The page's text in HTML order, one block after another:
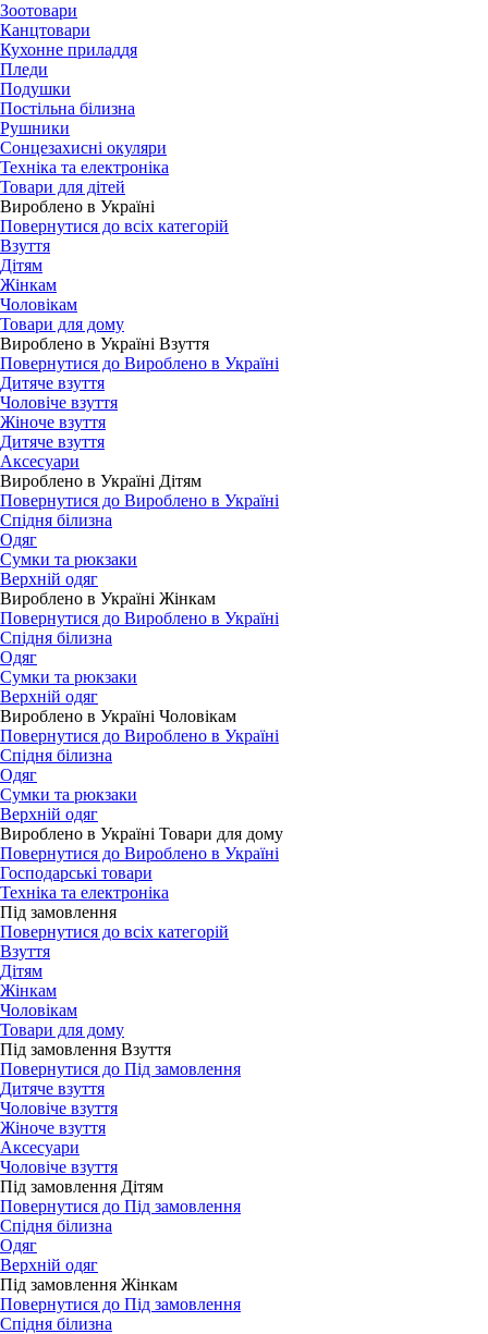
Зоотовари
Канцтовари
Кухонне приладдя
Пледи
Подушки
Постільна білизна
Рушники
Сонцезахисні окуляри
Техніка та електроніка
Товари для дітей
Вироблено в Україні
Повернутися до всіх категорій
Взуття
Дітям
Жінкам
Чоловікам
Товари для дому
Вироблено в Україні Взуття
Повернутися до Вироблено в Україні
Дитяче взуття
Чоловіче взуття
Жіноче взуття
Дитяче взуття
Аксесуари
Вироблено в Україні Дітям
Повернутися до Вироблено в Україні
Спідня білизна
Одяг
Сумки та рюкзаки
Верхній одяг
Вироблено в Україні Жінкам
Повернутися до Вироблено в Україні
Спідня білизна
Одяг
Сумки та рюкзаки
Верхній одяг
Вироблено в Україні Чоловікам
Повернутися до Вироблено в Україні
Спідня білизна
Одяг
Сумки та рюкзаки
Верхній одяг
Вироблено в Україні Товари для дому
Повернутися до Вироблено в Україні
Господарські товари
Техніка та електроніка
Під замовлення
Повернутися до всіх категорій
Взуття
Дітям
Жінкам
Чоловікам
Товари для дому
Під замовлення Взуття
Повернутися до Під замовлення
Дитяче взуття
Чоловіче взуття
Жіноче взуття
Аксесуари
Чоловіче взуття
Під замовлення Дітям
Повернутися до Під замовлення
Спідня білизна
Одяг
Верхній одяг
Під замовлення Жінкам
Повернутися до Під замовлення
Спідня білизна